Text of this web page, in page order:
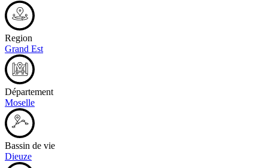
Region
Grand Est
Département
Moselle
Bassin de vie
Dieuze